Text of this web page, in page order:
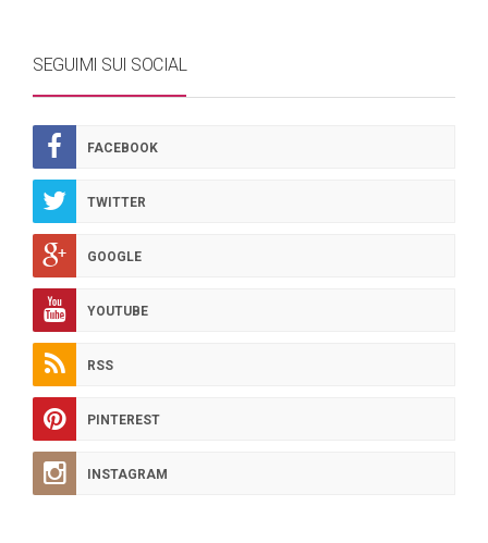
SEGUIMI SUI SOCIAL
FACEBOOK
TWITTER
GOOGLE
YOUTUBE
RSS
PINTEREST
INSTAGRAM